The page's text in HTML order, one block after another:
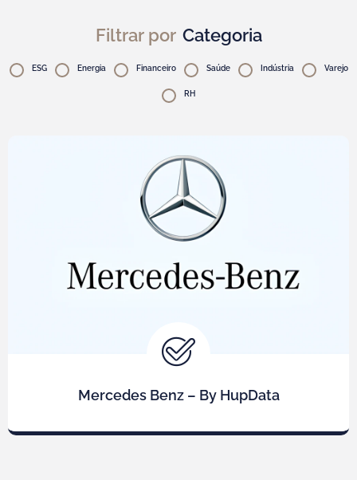
Filtrar por Categoria
ESG Energia Financeiro Saúde Indústria Varejo
RH
Mercedes Benz – By HupData